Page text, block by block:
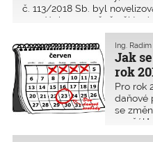
č. 113/2018 Sb. byl
o vodách a o změně
Jak
rok
Ing.
Pro rok
daňové
se